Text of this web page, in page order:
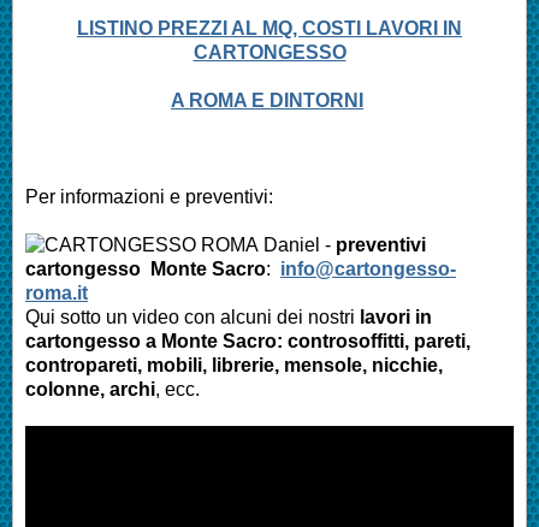
LISTINO PREZZI AL MQ, COSTI LAVORI IN
CARTONGESSO
A ROMA E DINTORNI
Per informazioni e preventivi:
Daniel - preventivi
cartongesso Monte Sacro: info@cartongesso-
roma.it
Qui sotto un video con alcuni dei nostri lavori in
cartongesso a Monte Sacro: controsoffitti, pareti,
contropareti, mobili, librerie, mensole, nicchie,
colonne, archi, ecc.